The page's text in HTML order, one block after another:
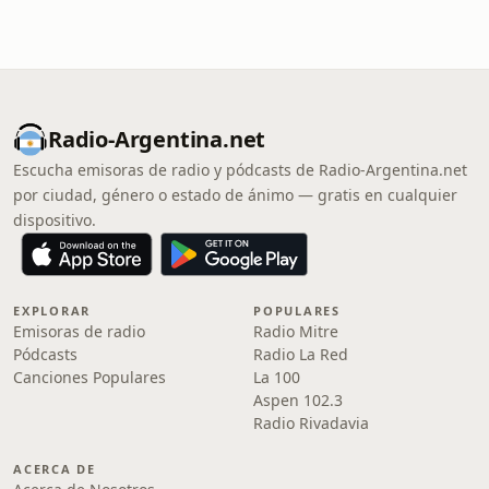
Radio-Argentina.net
Escucha emisoras de radio y pódcasts de Radio-Argentina.net
por ciudad, género o estado de ánimo — gratis en cualquier
dispositivo.
EXPLORAR
Emisoras de radio
Pódcasts
Canciones Populares
POPULARES
Radio Mitre
Radio La Red
La 100
Aspen 102.3
Radio Rivadavia
ACERCA DE